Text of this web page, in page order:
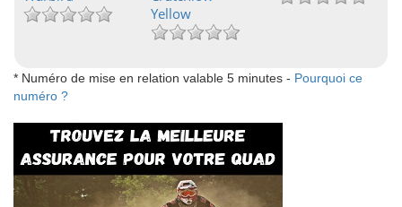
Yellow
* Numéro de mise en relation valable 5 minutes - Pourquoi ce
numéro ?